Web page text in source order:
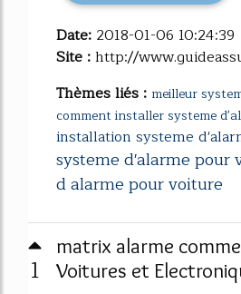
Date: 2018-01-06 10:24:39
Site :http://
Thèmes liés : meilleur
comment installer systeme
installation systeme
systeme d'alarme pour
d alarme pour voiture
1
matrix alarme
Voitures et